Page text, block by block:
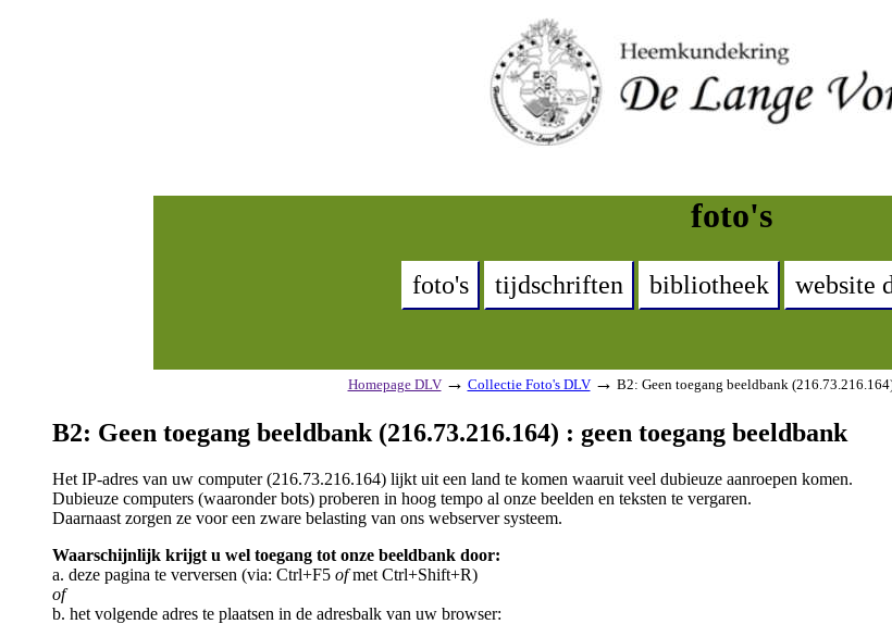
foto's
foto's tijdschriften bibliotheek website
Homepage DLV → Collectie Foto's DLV → B2: Geen toegang beeldbank
B2: Geen toegang beeldbank (216.73.216.164) : geen toegang beeldbank
Het IP-adres van uw computer (216.73.216.164) lijkt uit een land te komen waaruit veel dubieuze aanroepen komen.
Dubieuze computers (waaronder bots) proberen in hoog tempo al onze beelden en teksten te vergaren.
Daarnaast zorgen ze voor een zware belasting van ons webserver systeem.
Waarschijnlijk krijgt u wel toegang tot onze beeldbank door:
a. deze pagina te verversen (via: Ctrl+F5 ofmet Ctrl+Shift+R)
of
b. het volgende adres te plaatsen in de adresbalk van uw browser: